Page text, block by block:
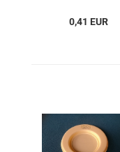
0,41 EUR